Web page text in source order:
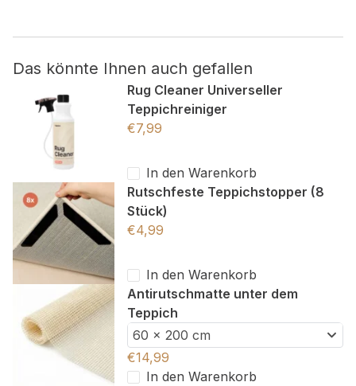
Das könnte Ihnen auch gefallen
Rug Cleaner Universeller
Teppichreiniger
€7,99
In den Warenkorb
Rutschfeste Teppichstopper (8
Stück)
€4,99
In den Warenkorb
Antirutschmatte unter dem
Teppich
60 x 200 cm
€14,99
In den Warenkorb
wurden.
Alle ablehnen
Meine Einstellungen speichern